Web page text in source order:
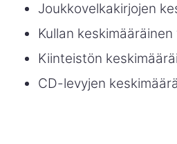
Joukkovelkakirjojen
Kullan
Kiinteistön
CD-levyjen